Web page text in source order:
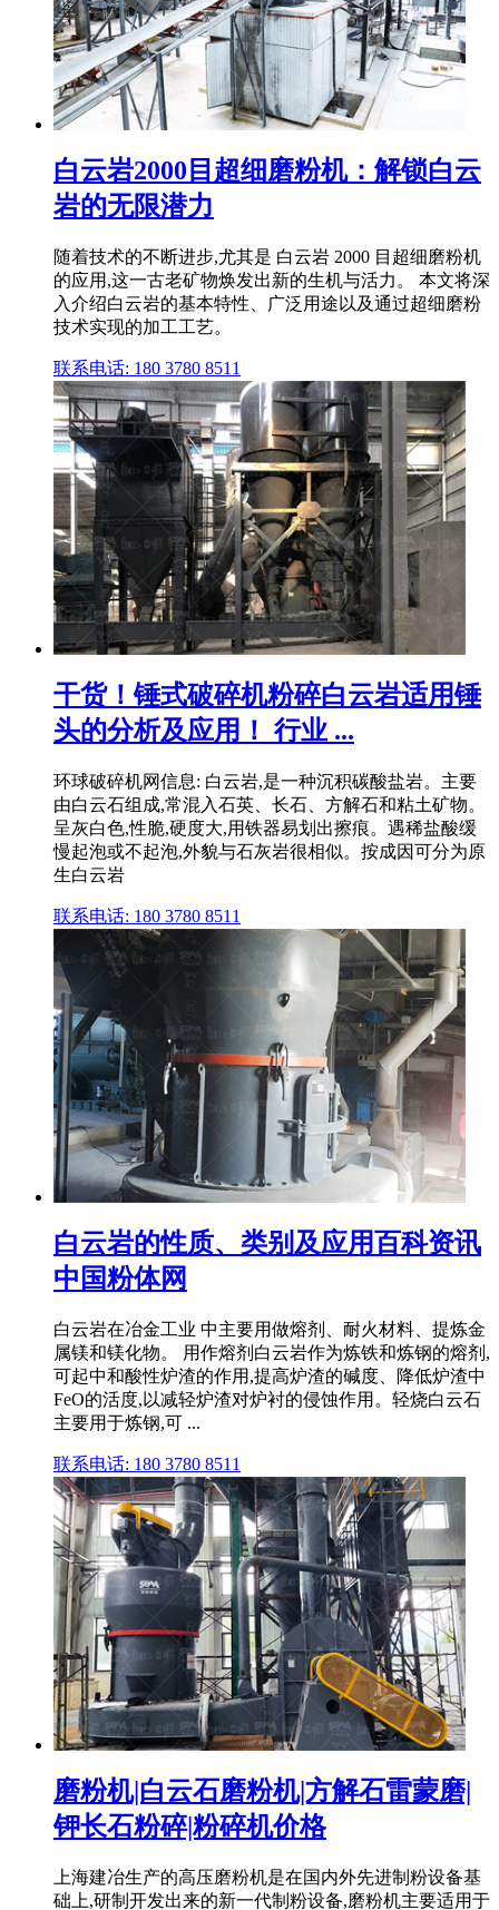
白云岩2000目超细磨粉机：解锁白云
岩的无限潜力
随着技术的不断进步,尤其是 白云岩 2000 目超细磨粉机
的应用,这一古老矿物焕发出新的生机与活力。 本文将深
入介绍白云岩的基本特性、广泛用途以及通过超细磨粉
技术实现的加工工艺。
联系电话: 180 3780 8511
干货！锤式破碎机粉碎白云岩适用锤
头的分析及应用！ 行业 ...
环球破碎机网信息: 白云岩,是一种沉积碳酸盐岩。主要
由白云石组成,常混入石英、长石、方解石和粘土矿物。
呈灰白色,性脆,硬度大,用铁器易划出擦痕。遇稀盐酸缓
慢起泡或不起泡,外貌与石灰岩很相似。按成因可分为原
生白云岩
联系电话: 180 3780 8511
白云岩的性质、类别及应用百科资讯
中国粉体网
白云岩在冶金工业 中主要用做熔剂、耐火材料、提炼金
属镁和镁化物。 用作熔剂白云岩作为炼铁和炼钢的熔剂,
可起中和酸性炉渣的作用,提高炉渣的碱度、降低炉渣中
FeO的活度,以减轻炉渣对炉衬的侵蚀作用。轻烧白云石
主要用于炼钢,可 ...
联系电话: 180 3780 8511
磨粉机|白云石磨粉机|方解石雷蒙磨|
钾长石粉碎|粉碎机价格
上海建冶生产的高压磨粉机是在国内外先进制粉设备基
础上,研制开发出来的新一代制粉设备,磨粉机主要适用于